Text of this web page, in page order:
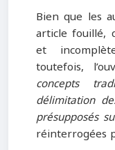
Bien que les
article fouillé,
et
toutefois,
concepts
délimitation
présupposés
réinterrogées